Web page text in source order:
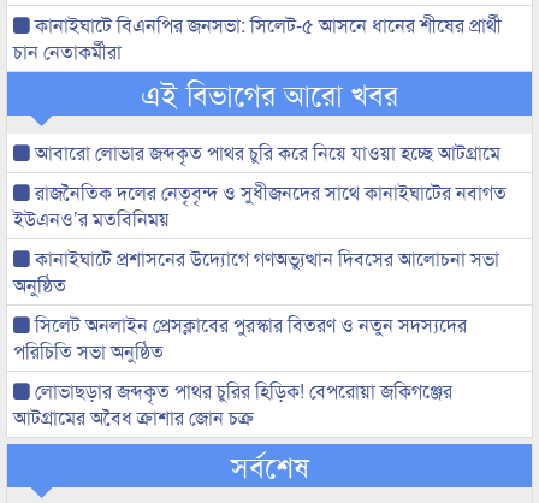
কানাইঘাটে বিএনপির জনসভা: সিলেট-৫ আসনে ধানের শীষের প্রার্থী
চান নেতাকর্মীরা
এই বিভাগের আরো খবর
আবারো লোভার জব্দকৃত পাথর চুরি করে নিয়ে যাওয়া হচ্ছে আটগ্রামে
রাজনৈতিক দলের নেতৃবৃন্দ ও সুধীজনদের সাথে কানাইঘাটের নবাগত
ইউএনও’র মতবিনিময়
কানাইঘাটে প্রশাসনের উদ্যোগে গণঅভ্যুত্থান দিবসের আলোচনা সভা
অনুষ্ঠিত
সিলেট অনলাইন প্রেসক্লাবের পুরস্কার বিতরণ ও নতুন সদস্যদের
পরিচিতি সভা অনুষ্ঠিত
লোভাছড়ার জব্দকৃত পাথর চুরির হিড়িক! বেপরোয়া জকিগঞ্জের
আটগ্রামের অবৈধ ক্রাশার জোন চক্র
সর্বশেষ